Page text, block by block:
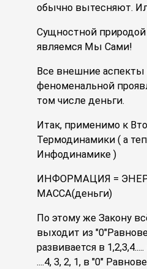
обычно вытесняют.
Сущностной
являемся Мы Сами!
Все внешние
феноменальной
том числе деньги.
Итак, применимо к
Термодинамики ( а
Инфодинамике )
ИНФОРМАЦИЯ =
МАССА(деньги)
По этому же Закону
выходит из
развивается в
....4, 3, 2, 1, в "0"